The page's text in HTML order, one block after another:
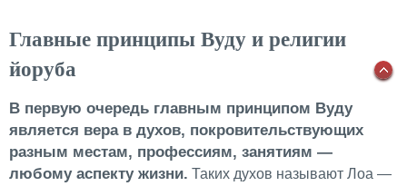
Главные принципы Вуду и религии
йоруба
В первую очередь главным принципом Вуду
является вера в духов, покровительствующих
разным местам, профессиям, занятиям —
любому аспекту жизни. Таких духов называют Лоа —